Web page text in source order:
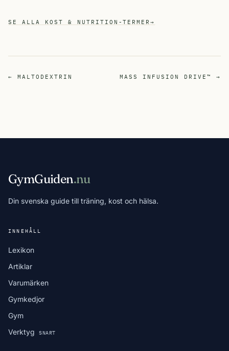
SE ALLA KOST & NUTRITION-TERMER→
← MALTODEXTRIN MASS INFUSION DRIVE™ →
GymGuiden.nu
Din svenska guide till träning, kost och hälsa.
INNEHÅLL
Lexikon
Artiklar
Varumärken
Gymkedjor
Gym
Verktyg
SNART